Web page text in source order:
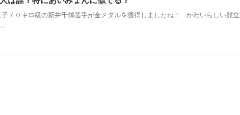
７０キロ級の新井千鶴選手が金メダルを獲得しましたね！ かわいらしい顔